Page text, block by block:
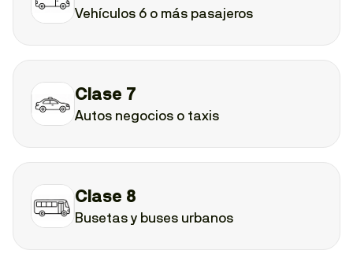
Vehículos 6 o más pasajeros
Clase 7
Autos negocios o taxis
Clase 8
Busetas y buses urbanos